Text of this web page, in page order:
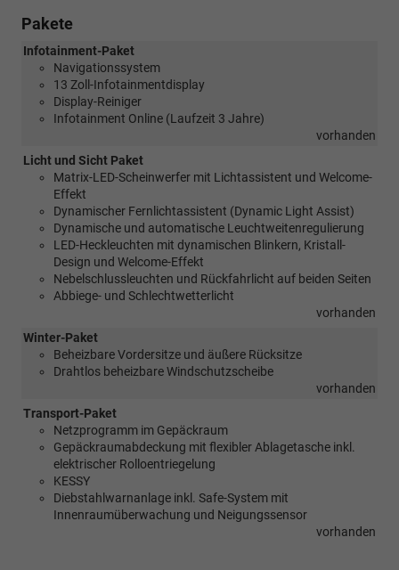
Pakete
Infotainment-Paket
Navigationssystem
13 Zoll-Infotainmentdisplay
Display-Reiniger
Infotainment Online (Laufzeit 3 Jahre)
vorhanden
Licht und Sicht Paket
Matrix-LED-Scheinwerfer mit Lichtassistent und Welcome-
Effekt
Dynamischer Fernlichtassistent (Dynamic Light Assist)
Dynamische und automatische Leuchtweitenregulierung
LED-Heckleuchten mit dynamischen Blinkern, Kristall-
Design und Welcome-Effekt
Nebelschlussleuchten und Rückfahrlicht auf beiden Seiten
Abbiege- und Schlechtwetterlicht
vorhanden
Winter-Paket
Beheizbare Vordersitze und äußere Rücksitze
Drahtlos beheizbare Windschutzscheibe
vorhanden
Transport-Paket
Netzprogramm im Gepäckraum
Gepäckraumabdeckung mit flexibler Ablagetasche inkl.
elektrischer Rolloentriegelung
KESSY
Diebstahlwarnanlage inkl. Safe-System mit
Innenraumüberwachung und Neigungssensor
vorhanden